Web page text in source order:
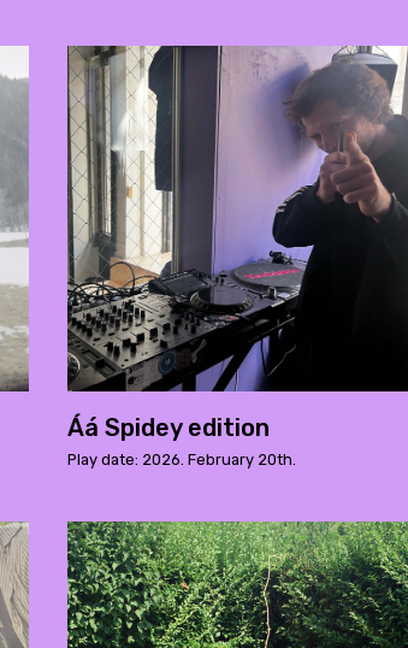
Áá Spidey edition
Play date: 2026. February 20th.